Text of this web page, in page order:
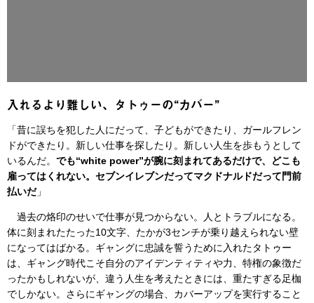
入れるより難しい、タトゥーの“カバー”
「昔に誤ちを犯した人にだって、子どもができたり、ガールフレン
ドができたり。新しい仕事を探したり。新しい人生を歩もうとして
いるんだ。 でも“white power”が腕に刻まれてあるだけで、どこも
雇ってはくれない。セブンイレブンだってマクドナルドだって門前
払いだ」
過去の烙印のせいで仕事が見つからない。人とトラブルになる。
体に刻まれたたった10文字、たかが3センチが乗り越えられない壁
になってはばかる。ギャングに忠誠を誓うために入れたタトゥー
は、ギャング時代こそ自分のアイデンティティや力、特権の象徴だ
ったかもしれないが、違う人生を考えたときには、重たすぎる足枷
でしかない。さらにギャングの場合、カバーアップを実行すること